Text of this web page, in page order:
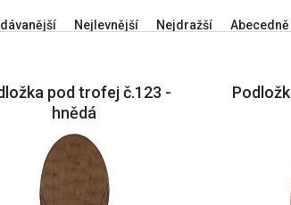
Nejlevnější Nejdražší Abecedně
pod trofej č.123 -
hnědá